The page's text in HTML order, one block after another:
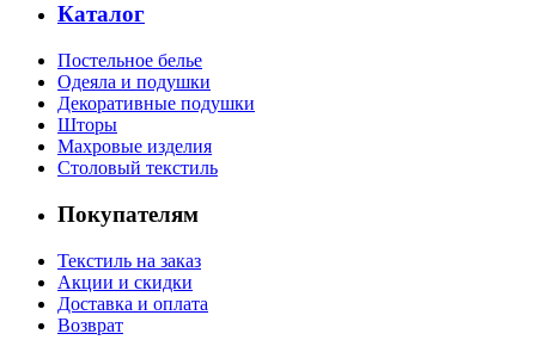
Каталог
Постельное белье
Одеяла и подушки
Декоративные подушки
Шторы
Махровые изделия
Столовый текстиль
Покупателям
Текстиль на заказ
Акции и скидки
Доставка и оплата
Возврат